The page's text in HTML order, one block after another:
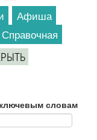
Афиша
Справочная
словам